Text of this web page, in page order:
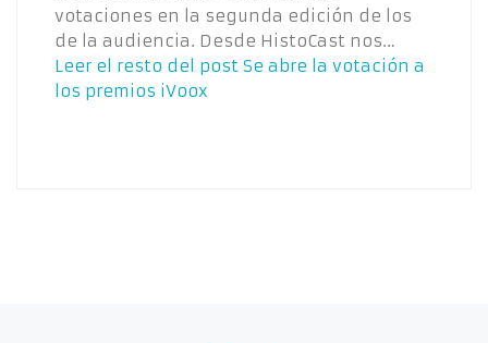
votaciones en la segunda edición de los
de la audiencia. Desde HistoCast nos…
Leer el resto del post Se abre la votación a
los premios iVoox